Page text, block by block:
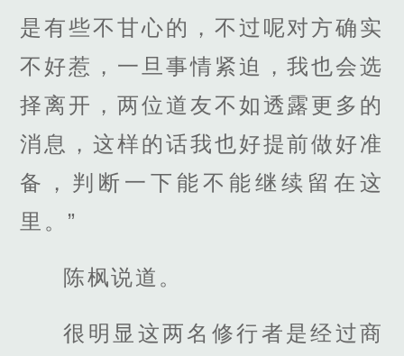
是有些不甘心的，不过呢对方确实
不好惹，一旦事情紧迫，我也会选
择离开，两位道友不如透露更多的
消息，这样的话我也好提前做好准
备，判断一下能不能继续留在这
里。”
陈枫说道。
很明显这两名修行者是经过商